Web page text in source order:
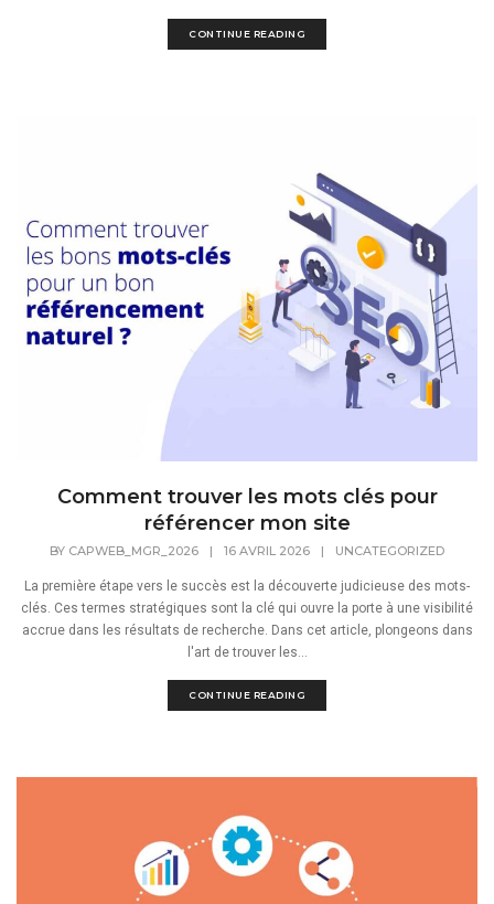
CONTINUE READING
Comment trouver les mots clés pour
référencer mon site
BY CAPWEB_MGR_2026 | 16 AVRIL 2026 | UNCATEGORIZED
La première étape vers le succès est la découverte judicieuse des mots-
clés. Ces termes stratégiques sont la clé qui ouvre la porte à une visibilité
accrue dans les résultats de recherche. Dans cet article, plongeons dans
l'art de trouver les...
CONTINUE READING